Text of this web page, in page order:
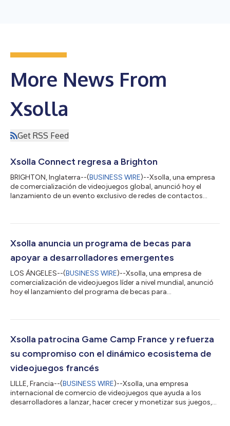
More News From
Xsolla
Get RSS Feed
Xsolla Connect regresa a Brighton
BRIGHTON, Inglaterra--(BUSINESS WIRE)--Xsolla, una empresa
de comercialización de videojuegos global, anunció hoy el
lanzamiento de un evento exclusivo de redes de contactos
Develop:Brighton 2026 el 15 de julio de 2026. Diseñada para
de la industria independientes y de nivel medio, el evento será
Xsolla anuncia un programa de becas para
apoyar a desarrolladores emergentes
LOS ÁNGELES--(BUSINESS WIRE)--Xsolla, una empresa de
comercialización de videojuegos líder a nivel mundial, anunció
hoy el lanzamiento del programa de becas para
nivel medio que enfrentan obstáculos financieros para asistir a
evento de videojuegos más grande del mundo y reúne a
desarrolladores, editores, inversores y líde...
Xsolla patrocina Game Camp France y refuerza
su compromiso con el dinámico ecosistema de
videojuegos francés
LILLE, Francia--(BUSINESS WIRE)--Xsolla, una empresa
internacional de comercio de videojuegos que ayuda a los
desarrolladores a lanzar, hacer crecer y monetizar sus juegos,